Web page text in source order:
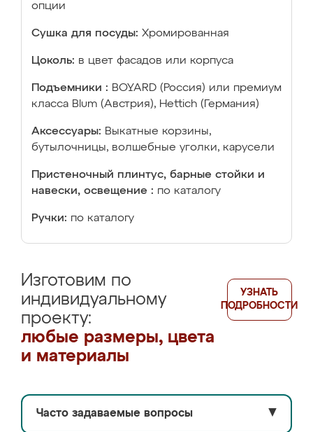
опции
Сушка для посуды: Хромированная
Цоколь: в цвет фасадов или корпуса
Подъемники : BOYARD (Россия) или премиум
класса Blum (Австрия), Hettich (Германия)
Аксессуары: Выкатные корзины,
бутылочницы, волшебные уголки, карусели
Пристеночный плинтус, барные стойки и
навески, освещение : по каталогу
Ручки: по каталогу
Изготовим по
индивидуальному
проекту:
любые размеры, цвета
и материалы
УЗНАТЬ
ПОДРОБНОСТИ
Часто задаваемые вопросы ▼